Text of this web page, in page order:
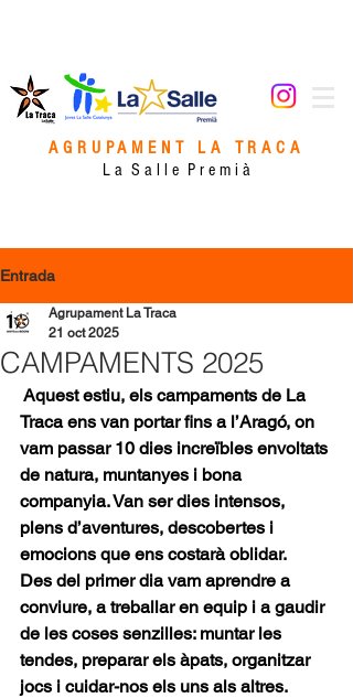
AGRUPAMENT LA TRACA
L a S a l l e P r e m i à
Entrada
CAMPAMENTS 2025
Agrupament La Traca
21 oct 2025
Aquest estiu, els campaments de La
Traca ens van portar fins a l’Aragó, on
vam passar 10 dies increïbles envoltats
de natura, muntanyes i bona
companyia. Van ser dies intensos,
plens d’aventures, descobertes i
emocions que ens costarà oblidar.
Des del primer dia vam aprendre a
conviure, a treballar en equip i a gaudir
de les coses senzilles: muntar les
tendes, preparar els àpats, organitzar
jocs i cuidar-nos els uns als altres.